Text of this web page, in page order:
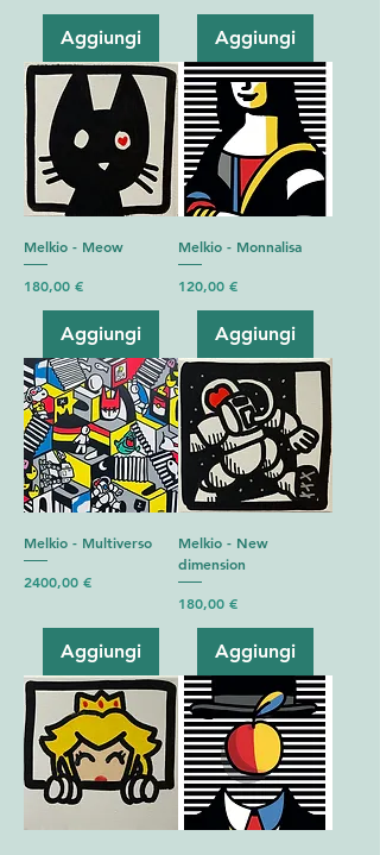
Aggiungi Aggiungi
Melkio - Meow
Prezzo
180,00 €
Aggiungi
Melkio - Monnalisa
Prezzo
120,00 €
Aggiungi
Melkio - Multiverso
Prezzo
2400,00 €
Aggiungi
Melkio - New
dimension
Prezzo
180,00 €
Aggiungi